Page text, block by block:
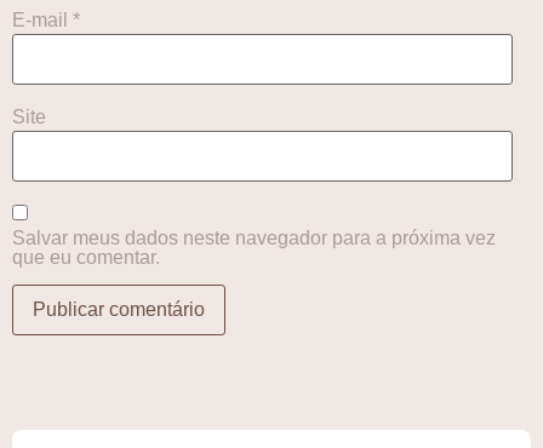
E-mail *
Site
Salvar meus dados neste navegador para a próxima vez
que eu comentar.